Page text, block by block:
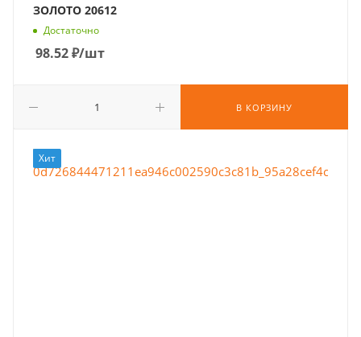
ЗОЛОТО 20612
Достаточно
98.52₽/шт
В КОРЗИНУ
Хит